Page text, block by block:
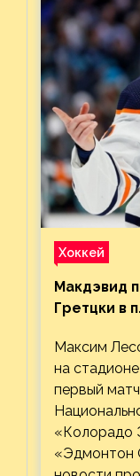
Хоккей
Макдэвид
Гретцки в
Максим
на
первый
«Колорадо
«Эдмонтон